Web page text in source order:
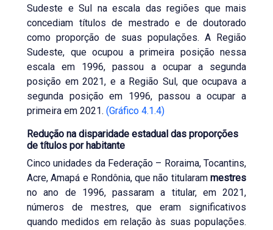
Sudeste e Sul na escala das regiões que mais
concediam títulos de mestrado e de doutorado
como proporção de suas populações. A Região
Sudeste, que ocupou a primeira posição nessa
escala em 1996, passou a ocupar a segunda
posição em 2021, e a Região Sul, que ocupava a
segunda posição em 1996, passou a ocupar a
primeira em 2021. (Gráfico 4.1.4)
Redução na disparidade estadual das proporções
de títulos por habitante
Cinco unidades da Federação – Roraima, Tocantins,
Acre, Amapá e Rondônia, que não titularam mestres
no ano de 1996, passaram a titular, em 2021,
números de mestres, que eram significativos
quando medidos em relação às suas populações.